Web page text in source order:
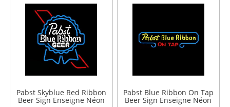
Pabst Skyblue Red Ribbon
Beer Sign Enseigne Néon
Pabst Blue Ribbon On Tap
Beer Sign Enseigne Néon